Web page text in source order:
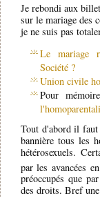
Je rebondi aux
sur le mariage des
je ne suis pas
Le mariage
Société ?
Union civile
Pour
Tout d'abord il faut
bannière tous les
hétérosexuels.
par les avancées
préoccupés que
des droits. Bref